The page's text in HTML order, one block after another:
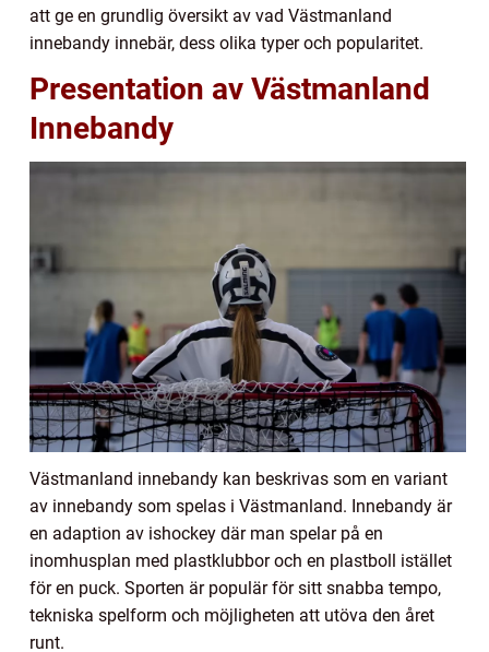
att ge en grundlig översikt av vad Västmanland
innebandy innebär, dess olika typer och popularitet.
Presentation av Västmanland
Innebandy
Västmanland innebandy kan beskrivas som en variant
av innebandy som spelas i Västmanland. Innebandy är
en adaption av ishockey där man spelar på en
inomhusplan med plastklubbor och en plastboll istället
för en puck. Sporten är populär för sitt snabba tempo,
tekniska spelform och möjligheten att utöva den året
runt.